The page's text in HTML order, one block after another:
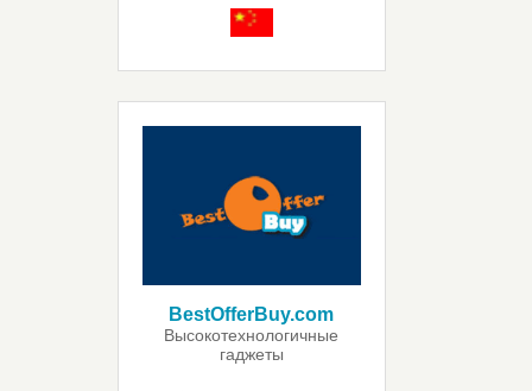
BestOfferBuy.com
Высокотехнологичные
гаджеты